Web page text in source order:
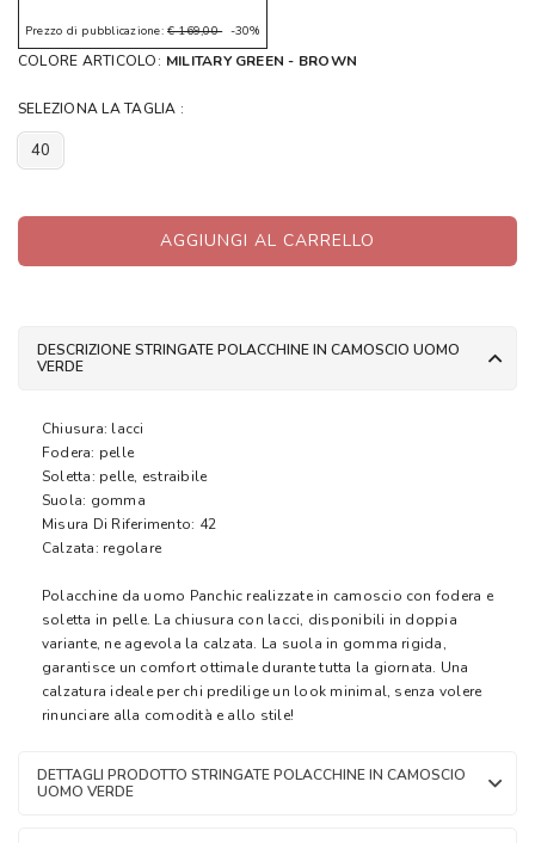
Prezzo di pubblicazione: € 169,00-30%
COLORE ARTICOLO: MILITARY GREEN - BROWN
SELEZIONA LA TAGLIA :
40
AGGIUNGI AL CARRELLO
DESCRIZIONE STRINGATE POLACCHINE IN CAMOSCIO UOMO
VERDE
Chiusura: lacci
Fodera: pelle
Soletta: pelle, estraibile
Suola: gomma
Misura Di Riferimento: 42
Calzata: regolare
Polacchine da uomo Panchic realizzate in camoscio con fodera e
soletta in pelle. La chiusura con lacci, disponibili in doppia
variante, ne agevola la calzata. La suola in gomma rigida,
garantisce un comfort ottimale durante tutta la giornata. Una
calzatura ideale per chi predilige un look minimal, senza volere
rinunciare alla comodità e allo stile!
DETTAGLI PRODOTTO STRINGATE POLACCHINE IN CAMOSCIO
UOMO VERDE